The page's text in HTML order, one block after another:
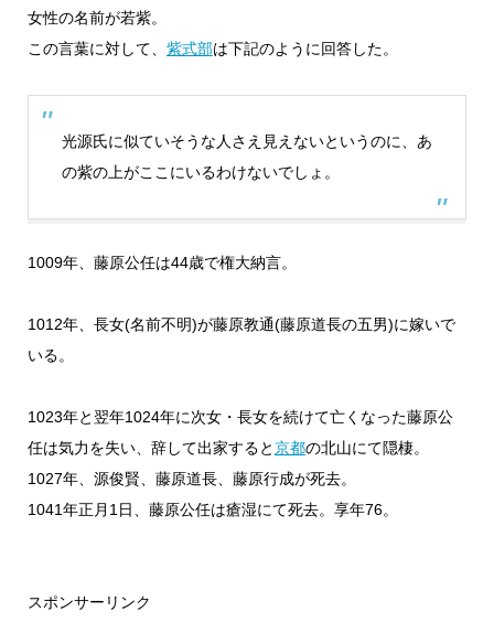
女性の名前が若紫。
この言葉に対して、 紫式部は下記のように回答した。
光源氏に似ていそうな人さえ見えないというのに、あ
の紫の上がここにいるわけないでしょ。
1009年、藤原公任は44歳で権大納言。
1012年、長女(名前不明)が藤原教通(藤原道長の五男)に嫁いで
いる。
1023年と翌年1024年に次女・長女を続けて亡くなった藤原公
任は気力を失い、辞して出家すると京都の北山にて隠棲。
1027年、源俊賢、藤原道長、藤原行成が死去。
1041年正月1日、藤原公任は瘡湿にて死去。享年76。
スポンサーリンク